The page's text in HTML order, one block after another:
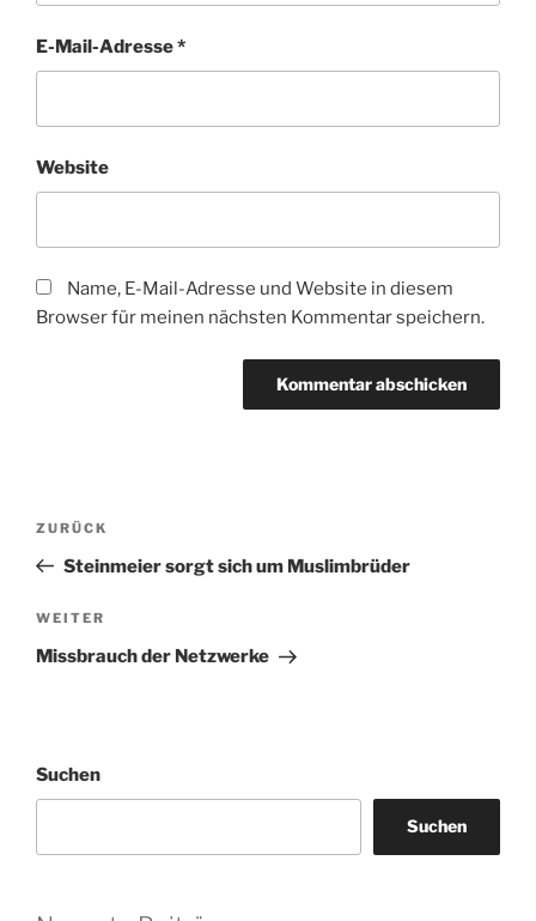
E-Mail-Adresse*
Website
Name, E-Mail-Adresse und Website in diesem
Browser für meinen nächsten Kommentar speichern.
Beitragsnavigation
Vorheriger
Beitrag
ZURÜCK
Steinmeier sorgt sich um Muslimbrüder
Nächster
Beitrag
WEITER
Missbrauch der Netzwerke
Suchen
Suchen